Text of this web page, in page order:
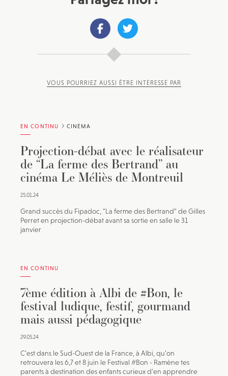
VOUS POURRIEZ AUSSI ÊTRE INTÉRESSÉ PAR
EN CONTINU CINÉMA
Projection-débat avec le réalisateur
de “La ferme des Bertrand” au
cinéma Le Méliès de Montreuil
25.01.24
Grand succès du Fipadoc, "La ferme des Bertrand" de Gilles
Perret en projection-débat avant sa sortie en salle le 31
janvier
EN CONTINU
7ème édition à Albi de #Bon, le
festival ludique, festif, gourmand
mais aussi pédagogique
29.05.24
C’est dans le Sud-Ouest de la France, à Albi, qu’on
retrouvera les 6,7 et 8 juin le Festival #Bon - Ramène tes
parents à destination des enfants curieux d’en apprendre